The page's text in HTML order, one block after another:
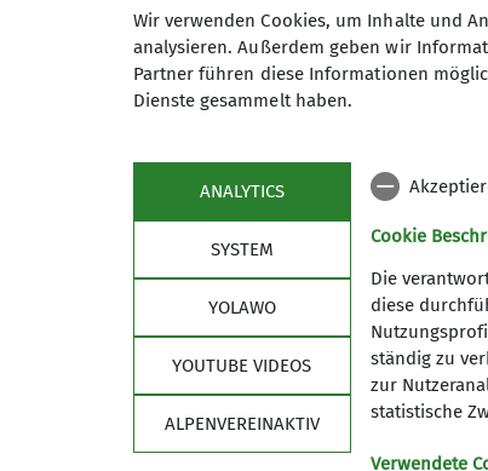
Stephanie Kächele
Sektion
Geschäftsstelle
Mitglied werden
Wir verwenden Cookies, um Inhalte und
analysieren. Außerdem geben wir
Partner führen diese Informationen
Dienste gesammelt haben.
ANALYTICS
SYSTEM
YOLAWO
YOUTUBE VIDEOS
ALPENVEREINAKTIV
Cookie
Die
diese
ständig zu
zur
statistische
Verwendete